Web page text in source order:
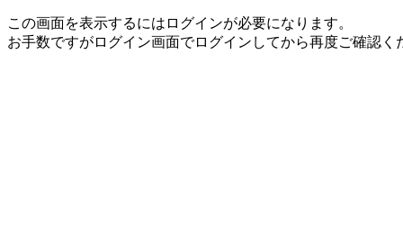
この画面を表示するにはログインが必要になります。
お手数ですがログイン画面でログインしてから再度ご確認く